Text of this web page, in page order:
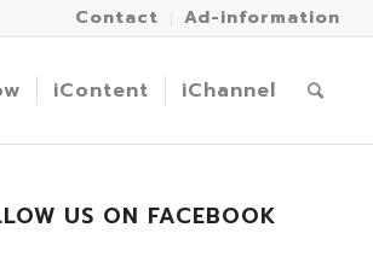
Contact Ad-information
iContent iChannel
US ON FACEBOOK